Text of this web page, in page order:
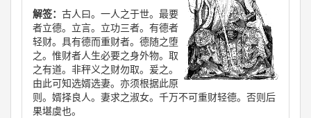
解签： 古人曰。一人之于世。最要
者立德。立言。立功三者。有德者
轻财。具有德而重财者。德随之堕
之。惟财者人生必要之身外物。取
之有道。非秤义之财勿取。爰之。
由此可知选婿选妻。亦须根据此原
则。婿择良人。妻求之淑女。千万不可重财轻德。否则后
果堪虞也。